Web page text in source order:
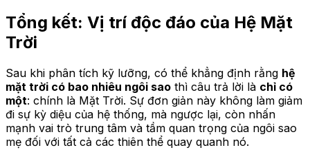
Tổng kết: Vị trí độc đáo của Hệ Mặt
Trời
Sau khi phân tích kỹ lưỡng, có thể khẳng định rằng hệ
mặt trời có bao nhiêu ngôi sao thì câu trả lời là chỉ có
một: chính là Mặt Trời. Sự đơn giản này không làm giảm
đi sự kỳ diệu của hệ thống, mà ngược lại, còn nhấn
mạnh vai trò trung tâm và tầm quan trọng của ngôi sao
mẹ đối với tất cả các thiên thể quay quanh nó.